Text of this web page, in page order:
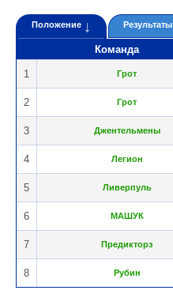
Положение Результаты
Команда
1 Грот
2 Грот
3 Джентельмены
4 Легион
5 Ливерпуль
6 МАШУК
7 Предикторз
8 Рубин